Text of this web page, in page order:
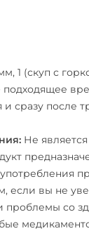
1 (скуп с
сразу после
Не
если вы не
проблемы со